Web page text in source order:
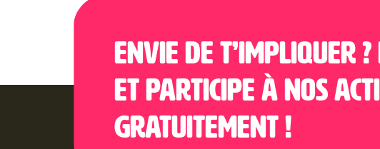
Envie de t’impliquer ?
et participe à nos
gratuitement !